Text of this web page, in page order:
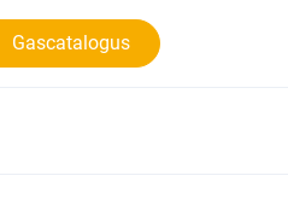
Gascatalogus